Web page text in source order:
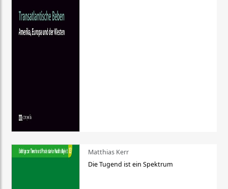
Matthias Kerr
Die Tugend ist ein Spektrum